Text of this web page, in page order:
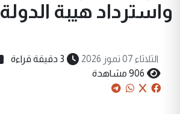
واسترداد هيبة الدولة
الثلاثاء 07 تموز 2026 3 دقيقة قراءة
906 مشاهدة